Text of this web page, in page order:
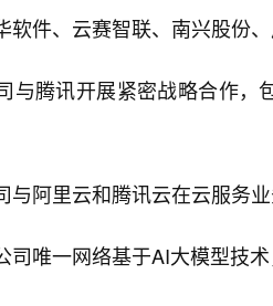
软件、云赛智联、南兴股份
与腾讯开展紧密战略合作
与阿里云和腾讯云在云服务
司唯一网络基于AI大模型技